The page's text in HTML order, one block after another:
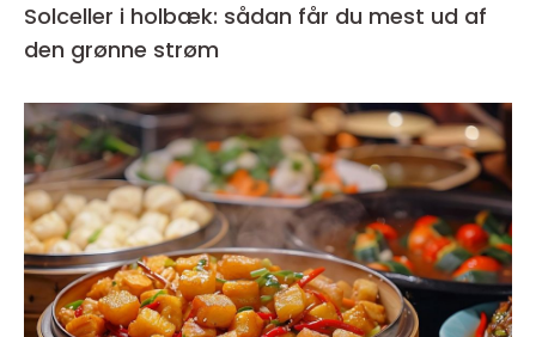
Solceller i holbæk: sådan får du mest ud af
den grønne strøm